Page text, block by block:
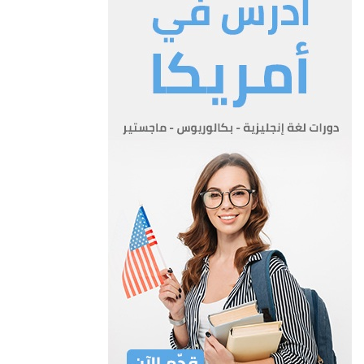
أعتبارا من نفاذ هذا القانون تصبح المؤسسة الخلف القانوني
والواقعي لكل من مؤسسة الاسكان ودائرة التطوير
الحضري وتؤول اليها جميع مشاريعهما وموجوداتهما وحقوقهما
الالتزامات المترتبة عليهما بما في ذلك العقود التي كانت قد أبرمت
لاغراض الاسكان والتطوير الحضري وتعتبر
كأنها أبرمت مع المؤسسة.
يصبح جميع الموظفين والمستخدمين والعمال التابعين لمؤسسة
الاسكان ودائرة التطوير الحضري عند العمل بهذا القانون موظفين
ومستخدمين وعمالا في المؤسسة وينقلون للعمل فيها مع جميع
حقوقهم والإلتزامات المترتبة عليهم.